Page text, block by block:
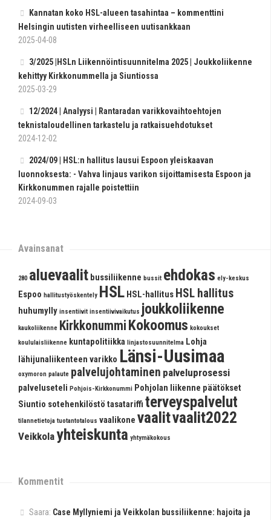
Kannatan koko HSL-alueen tasahintaa – kommenttini
Helsingin uutisten virheelliseen uutisankkaan
2025-04-08
3/2025 |HSLn Liikennöintisuunnitelma 2025 | Joukkoliikenne
kehittyy Kirkkonummella ja Siuntiossa
2025-03-29
12/2024 | Analyysi | Rantaradan varikkovaihtoehtojen
teknistaloudellinen tarkastelu ja ratkaisuehdotukset
2024-12-02
2024/09 | HSL:n hallitus lausui Espoon yleiskaavan
luonnoksesta: - Vahva linjaus varikon sijoit­ta­mi­sesta Espoon ja
Kirkkonummen rajalle poistettiin
2024-09-03
Avainsanat
280 aluevaalit bussiliikenne bussit ehdokas ely-keskus
Espoo hallitustyöskentely HSL HSL-hallitus HSL hallitus
huhumylly insentiivit insentiivivaikutus joukkoliikenne
kaukoliikenne Kirkkonummi Kokoomus kokoukset
koululaisliikenne kuntapolitiikka linjastosuunnitelma Lohja
lähijunaliikenteen varikko Länsi-Uusimaa
oxymoron palaute palvelujohtaminen palveluprosessi
palveluseteli Pohjois-Kirkkonummi Pohjolan liikenne päätökset
Siuntio sotehenkilöstö tasatariffi terveyspalvelut
tilannetietoja tuotantotalous vaalikone vaalitvaalit2022
Veikkolayhteiskunta yhtymäkokous
Kommentit
Saara: Case Myllyniemi ja Veikkolan bussiliikenne: hajoita ja